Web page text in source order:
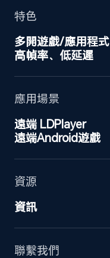
特色
多開遊戲/應用程式
高幀率、低延遲
應用場景
遠端 LDPlayer
遠端Android遊戲
資源
資訊
聯繫我們